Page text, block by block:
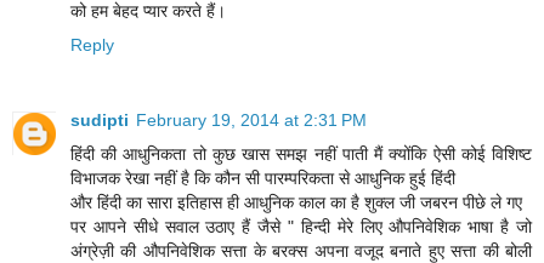
को हम बेहद प्यार करते हैं।
Reply
sudipti February 19, 2014 at 2:31 PM
हिंदी की आधुनिकता तो कुछ खास समझ नहीं पाती मैं क्योंकि ऐसी कोई विशिष्ट
विभाजक रेखा नहीं है कि कौन सी पारम्परिकता से आधुनिक हुई हिंदी
और हिंदी का सारा इतिहास ही आधुनिक काल का है शुक्ल जी जबरन पीछे ले गए
पर आपने सीधे सवाल उठाए हैं जैसे " हिन्दी मेरे लिए औपनिवेशिक भाषा है जो
अंग्रेज़ी की औपनिवेशिक सत्ता के बरक्स अपना वजूद बनाते हुए सत्ता की बोली